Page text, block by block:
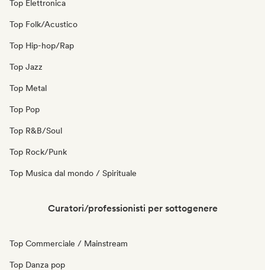
Top Elettronica
Top Folk/Acustico
Top Hip-hop/Rap
Top Jazz
Top Metal
Top Pop
Top R&B/Soul
Top Rock/Punk
Top Musica dal mondo / Spirituale
Curatori/professionisti per sottogenere
Top Commerciale / Mainstream
Top Danza pop